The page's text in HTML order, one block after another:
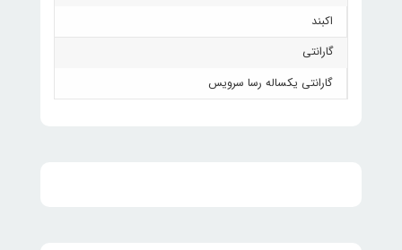
اکبند
گارانتی
گارانتی یکساله رسا سرویس